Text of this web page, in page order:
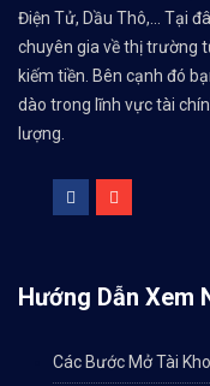
Điện Tử, Dầu Thô,... Tại
chuyên gia về thị trường
kiếm tiền. Bên cạnh đó
dào trong lĩnh vực tài
lượng.
Hướng Dẫn Xem
Các Bước Mở Tài